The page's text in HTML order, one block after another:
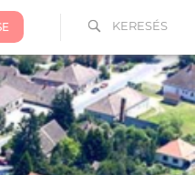
KERESÉS